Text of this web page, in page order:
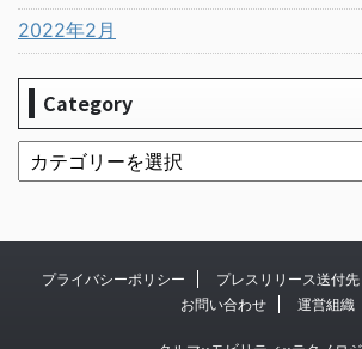
2022年2月
Category
プライバシーポリシー プレスリリース送付先
お問い合わせ
運営組織